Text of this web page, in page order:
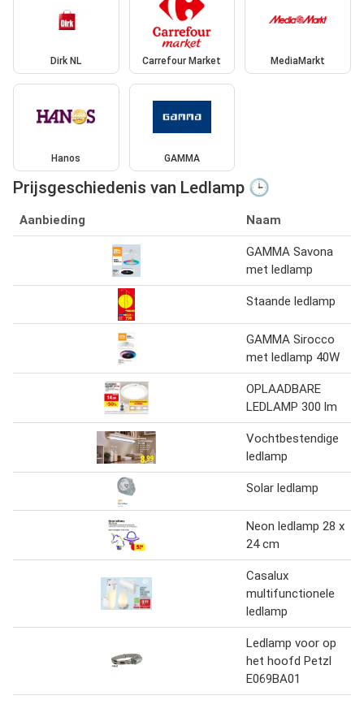
Dirk NL Carrefour Market MediaMarkt
Hanos GAMMA
Prijsgeschiedenis van Ledlamp 🕒
Aanbieding Naam
GAMMA Savona
met ledlamp
Staande ledlamp
GAMMA Sirocco
met ledlamp 40W
OPLAADBARE
LEDLAMP 300 lm
Vochtbestendige
ledlamp
Solar ledlamp
Neon ledlamp 28 x
24 cm
Casalux
multifunctionele
ledlamp
Ledlamp voor op
het hoofd Petzl
E069BA01